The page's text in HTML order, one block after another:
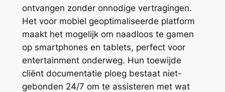
ontvangen zonder onnodige vertragingen.
Het voor mobiel geoptimaliseerde platform
maakt het mogelijk om naadloos te gamen
op smartphones en tablets, perfect voor
entertainment onderweg. Hun toewijde
cliënt documentatie ploeg bestaat niet-
gebonden 24/7 om te assisteren met wat